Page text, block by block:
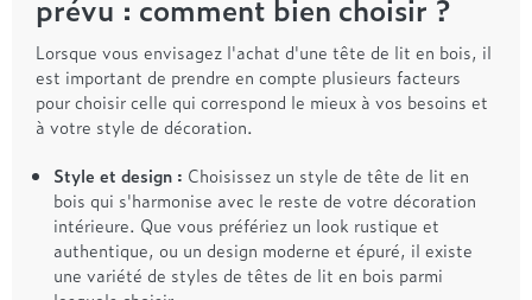
prévu : comment bien choisir ?
Lorsque vous envisagez l'achat d'une tête de lit en bois, il
est important de prendre en compte plusieurs facteurs
pour choisir celle qui correspond le mieux à vos besoins et
à votre style de décoration.
Style et design : Choisissez un style de tête de lit en
bois qui s'harmonise avec le reste de votre décoration
intérieure. Que vous préfériez un look rustique et
authentique, ou un design moderne et épuré, il existe
une variété de styles de têtes de lit en bois parmi